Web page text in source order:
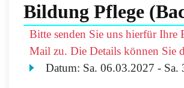
Bildung Pflege
Bitte senden Sie uns hierfür Ihre
Mail zu. Die Details können Sie
Datum: Sa. 06.03.2027 - Sa.